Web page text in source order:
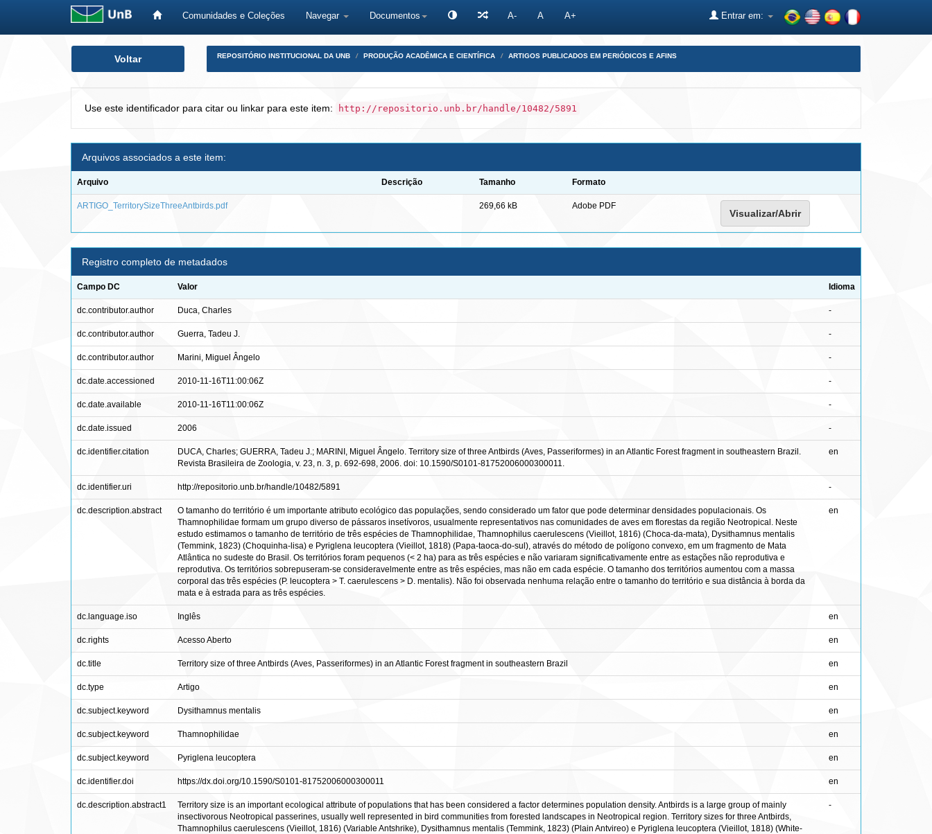
Comunidades e Coleções Navegar Documentos A- A A+ Entrar em:
Voltar REPOSITÓRIO INSTITUCIONAL DA UNB PRODUÇÃO ACADÊMICA E CIENTÍFICA ARTIGOS PUBLICADOS EM PERIÓDICOS E AFINS
Use este identificador para citar ou linkar para este item: http://repositorio.unb.br/handle/10482/5891
Arquivos associados a este item:
Arquivo Descrição Tamanho Formato
ARTIGO_TerritorySizeThreeAntbirds.pdf 269,66 kB Adobe PDF
Visualizar/Abrir
Registro completo de metadados
Campo DC Valor Idioma
dc.contributor.author Duca, Charles -
dc.contributor.author Guerra, Tadeu J. -
dc.contributor.author Marini, Miguel Ângelo -
dc.date.accessioned 2010-11-16T11:00:06Z -
dc.date.available 2010-11-16T11:00:06Z -
dc.date.issued 2006 -
dc.identifier.citation
DUCA, Charles; GUERRA, Tadeu J.; MARINI, Miguel Ângelo. Territory size of three Antbirds (Aves, Passeriformes) in an Atlantic Forest fragment in southeastern Brazil.
Revista Brasileira de Zoologia, v. 23, n. 3, p. 692-698, 2006. doi: 10.1590/S0101-81752006000300011.
en
dc.identifier.uri http://repositorio.unb.br/handle/10482/5891 -
dc.description.abstract
O tamanho do território é um importante atributo ecológico das populações, sendo considerado um fator que pode determinar densidades populacionais. Os
Thamnophilidae formam um grupo diverso de pássaros insetívoros, usualmente representativos nas comunidades de aves em florestas da região Neotropical. Neste
estudo estimamos o tamanho de território de três espécies de Thamnophilidae, Thamnophilus caerulescens (Vieillot, 1816) (Choca-da-mata), Dysithamnus mentalis
(Temmink, 1823) (Choquinha-lisa) e Pyriglena leucoptera (Vieillot, 1818) (Papa-taoca-do-sul), através do método de polígono convexo, em um fragmento de Mata
Atlântica no sudeste do Brasil. Os territórios foram pequenos (< 2 ha) para as três espécies e não variaram significativamente entre as estações não reprodutiva e
reprodutiva. Os territórios sobrepuseram-se consideravelmente entre as três espécies, mas não em cada espécie. O tamanho dos territórios aumentou com a massa
corporal das três espécies (P. leucoptera > T. caerulescens > D. mentalis). Não foi observada nenhuma relação entre o tamanho do território e sua distância à borda da
mata e à estrada para as três espécies.
en
dc.language.iso Inglês en
dc.rights Acesso Aberto en
dc.title Territory size of three Antbirds (Aves, Passeriformes) in an Atlantic Forest fragment in southeastern Brazil en
dc.type Artigo en
dc.subject.keyword Dysithamnus mentalis en
dc.subject.keyword Thamnophilidae en
dc.subject.keyword Pyriglena leucoptera en
dc.identifier.doi https://dx.doi.org/10.1590/S0101-81752006000300011 en
dc.description.abstract1
Territory size is an important ecological attribute of populations that has been considered a factor determines population density. Antbirds is a large group of mainly
insectivorous Neotropical passerines, usually well represented in bird communities from forested landscapes in Neotropical region. Territory sizes for three Antbirds,
Thamnophilus caerulescens (Vieillot, 1816) (Variable Antshrike), Dysithamnus mentalis (Temmink, 1823) (Plain Antvireo) e Pyriglena leucoptera (Vieillot, 1818) (White-
-